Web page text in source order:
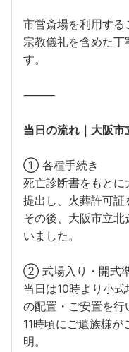
市営斎場を利用する
宗教儀礼を含めた丁
す。
⸻
当日の流れ｜大阪
① 各種手続き
死亡診断書をもと
提出し、火葬許可証
その後、大阪市立
いました。
② 式場入り・開式
当日は10時より小
の配置・ご安置を行
11時頃にご遺族様
明。